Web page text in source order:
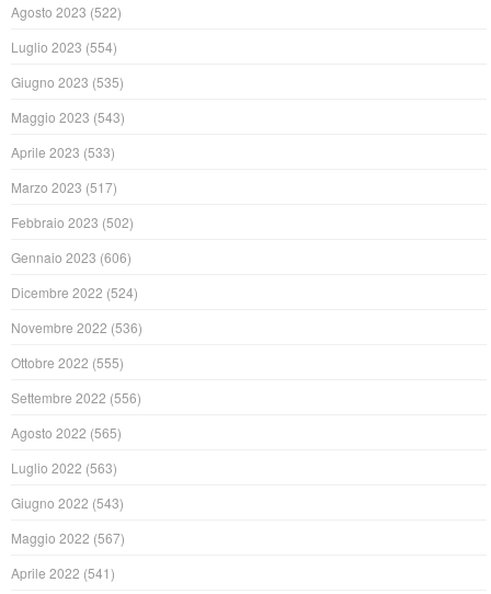
Agosto 2023 (522)
Luglio 2023 (554)
Giugno 2023 (535)
Maggio 2023 (543)
Aprile 2023 (533)
Marzo 2023 (517)
Febbraio 2023 (502)
Gennaio 2023 (606)
Dicembre 2022 (524)
Novembre 2022 (536)
Ottobre 2022 (555)
Settembre 2022 (556)
Agosto 2022 (565)
Luglio 2022 (563)
Giugno 2022 (543)
Maggio 2022 (567)
Aprile 2022 (541)